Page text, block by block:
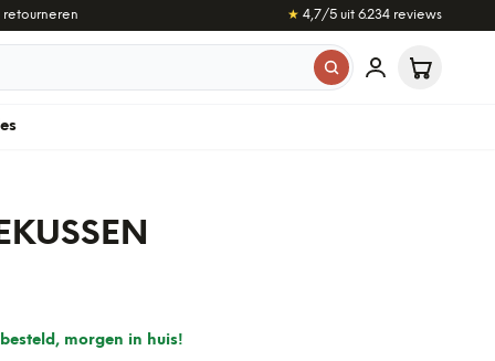
★ 4,7/5 uit 6.234reviews
morgen in huis!